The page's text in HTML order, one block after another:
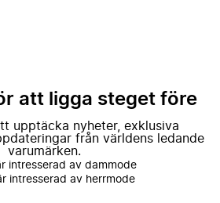
att ligga steget före
upptäcka nyheter, exklusiva
från världens ledande
varumärken.
intresserad av dammode
intresserad av herrmode